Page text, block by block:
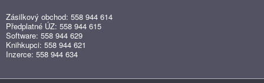
Zásilkový obchod: 558 944 614
Předplatné ÚZ: 558 944 615
Software: 558 944 629
Knihkupci: 558 944 621
Inzerce: 558 944 634